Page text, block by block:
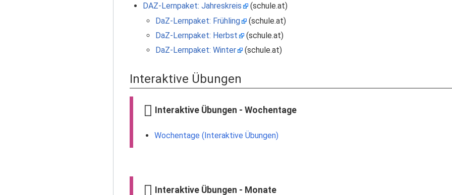
DAZ-Lernpaket: Jahreskreis
(schule.at)
DaZ-Lernpaket: Frühling
(schule.at)
DaZ-Lernpaket: Herbst
(schule.at)
DaZ-Lernpaket: Winter
(schule.at)
Interaktive Übungen
Interaktive Übungen - Wochentage
Wochentage (Interaktive Übungen)
Interaktive Übungen - Monate